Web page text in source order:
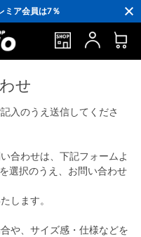
ミア会員は7％
クーポン」プレゼント！
ースプレゼント！
料無料！
せ
入のうえ送信してくださ
合わせは、下記フォームよ
選択のうえ、お問い合わせ
します。
や、サイズ感・仕様などを